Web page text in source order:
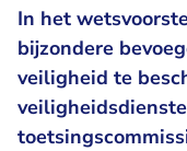
In het
bijzondere
veiligheid te